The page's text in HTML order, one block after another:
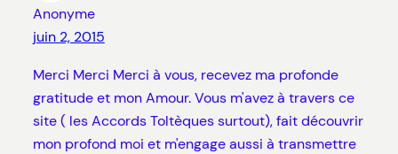
Anonyme
juin 2, 2015
Merci Merci Merci à vous, recevez ma profonde
gratitude et mon Amour. Vous m'avez à travers ce
site ( les Accords Toltèques surtout), fait découvrir
mon profond moi et m'engage aussi à transmettre